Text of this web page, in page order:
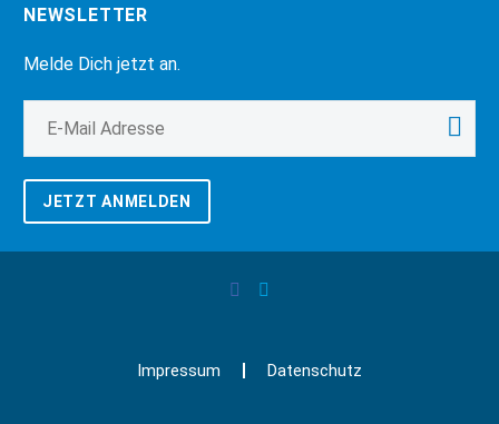
NEWSLETTER
Melde Dich jetzt an.
JETZT ANMELDEN
Impressum Datenschutz